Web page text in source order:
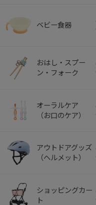
ベビー食器
おはし・スプー
ン・フォーク
オーラルケア
（お口のケア）
アウトドアグッズ
（ヘルメット）
ショッピングカー
ト